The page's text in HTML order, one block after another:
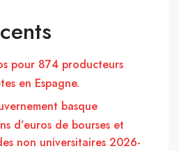
pour 874 producteurs
en Espagne.
basque
d’euros de bourses et
non universitaires 2026-